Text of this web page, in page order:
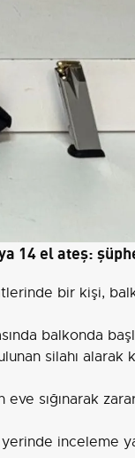
14 el ateş:
bir kişi,
balkonda
silahı alarak
eve sığınarak
inceleme